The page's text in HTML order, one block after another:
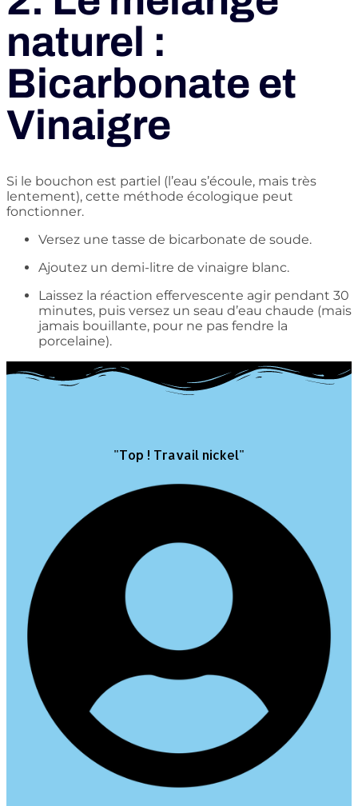
naturel :
Bicarbonate et
Vinaigre
Si le bouchon est partiel (l’eau s’écoule, mais très
lentement), cette méthode écologique peut
fonctionner.
Versez une tasse de bicarbonate de soude.
Ajoutez un demi-litre de vinaigre blanc.
Laissez la réaction effervescente agir pendant 30
minutes, puis versez un seau d’eau chaude (mais
jamais bouillante, pour ne pas fendre la
porcelaine).
"Top ! Travail nickel"